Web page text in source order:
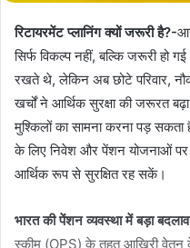
रिटायरमेंट प्लानिंग क्यों जरूरी है?-
सिर्फ विकल्प नहीं, बल्कि जरूरी हो
रखते थे, लेकिन अब छोटे परिवार,
खर्चों ने आर्थिक सुरक्षा की जरूरत
मुश्किलों का सामना करना पड़
के लिए निवेश और पेंशन योजनाओं पर
आर्थिक रूप से सुरक्षित रह सकें।
भारत की पेंशन व्यवस्था में बड़ा
स्कीम (OPS) के तहत आखिरी वेतन